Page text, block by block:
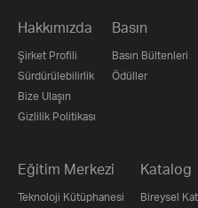
Hakkımızda
Şirket Profili
Sürdürülebilirlik
Bize Ulaşın
Gizlilik Politikası
Basın
Basın Bültenleri
Ödüller
Eğitim Merkezi
Teknoloji Kütüphanesi
Katalog
Bireysel